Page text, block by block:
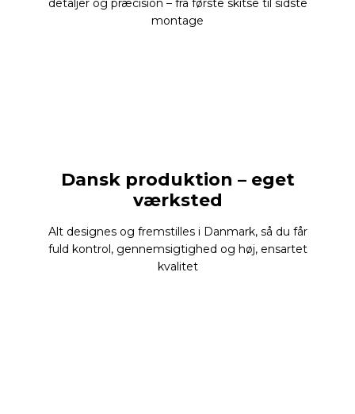
detaljer og præcision – fra første skitse til sidste
montage
Dansk produktion – eget
værksted
Alt designes og fremstilles i Danmark, så du får
fuld kontrol, gennemsigtighed og høj, ensartet
kvalitet